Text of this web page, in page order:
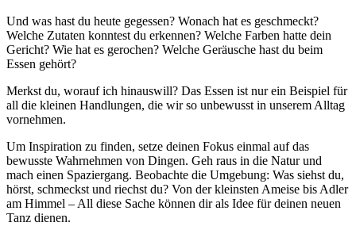
Und was hast du heute gegessen? Wonach hat es geschmeckt?
Welche Zutaten konntest du erkennen? Welche Farben hatte dein
Gericht? Wie hat es gerochen? Welche Geräusche hast du beim
Essen gehört?
Merkst du, worauf ich hinauswill? Das Essen ist nur ein Beispiel für
all die kleinen Handlungen, die wir so unbewusst in unserem Alltag
vornehmen.
Um Inspiration zu finden, setze deinen Fokus einmal auf das
bewusste Wahrnehmen von Dingen. Geh raus in die Natur und
mach einen Spaziergang. Beobachte die Umgebung: Was siehst du,
hörst, schmeckst und riechst du? Von der kleinsten Ameise bis Adler
am Himmel – All diese Sache können dir als Idee für deinen neuen
Tanz dienen.